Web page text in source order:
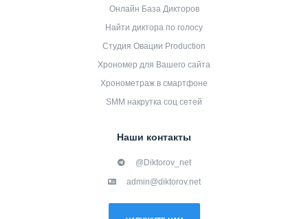
Онлайн База Дикторов
Найти диктора по голосу
Студия Овации Production
Хрономер для Вашего сайта
Хронометраж в смартфоне
SMM накрутка соц сетей
Наши контакты
@Diktorov_net
admin@diktorov.net